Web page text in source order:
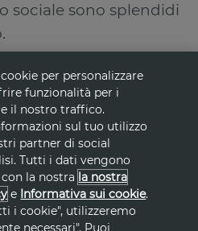
sociale sono splendidi
a:
per personalizzare
funzionalità per i
il nostro traffico.
sul tuo utilizzo
partner di social
Tutti i dati vengono
la nostra la nostra
e Informativa sui cookie.
i cookie", utilizzeremo
necessari". Puoi